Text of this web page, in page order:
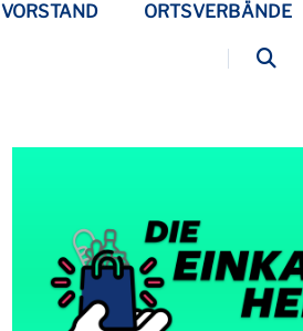
VORSTAND ORTSVERBÄNDE